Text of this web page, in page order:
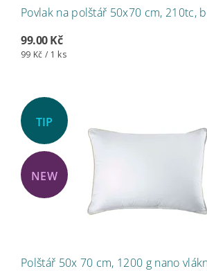
Povlak na polštář 50x70 cm, 210tc,
99.00 Kč
99 Kč / 1 ks
TIP
NEW
Polštář 50x 70 cm, 1200 g nano